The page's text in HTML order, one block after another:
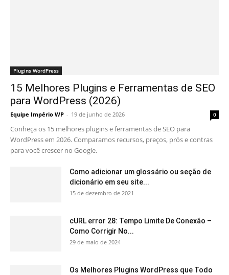
Plugins WordPress
15 Melhores Plugins e Ferramentas de SEO
para WordPress (2026)
Equipe Império WP - 19 de junho de 2026 0
Conheça os 15 melhores plugins e ferramentas de SEO para
WordPress em 2026. Comparamos recursos, preços, prós e contras
para você crescer no Google.
Como adicionar um glossário ou seção de
dicionário em seu site...
15 de dezembro de 2021
cURL error 28: Tempo Limite De Conexão –
Como Corrigir No...
29 de maio de 2024
Os Melhores Plugins WordPress que Todo